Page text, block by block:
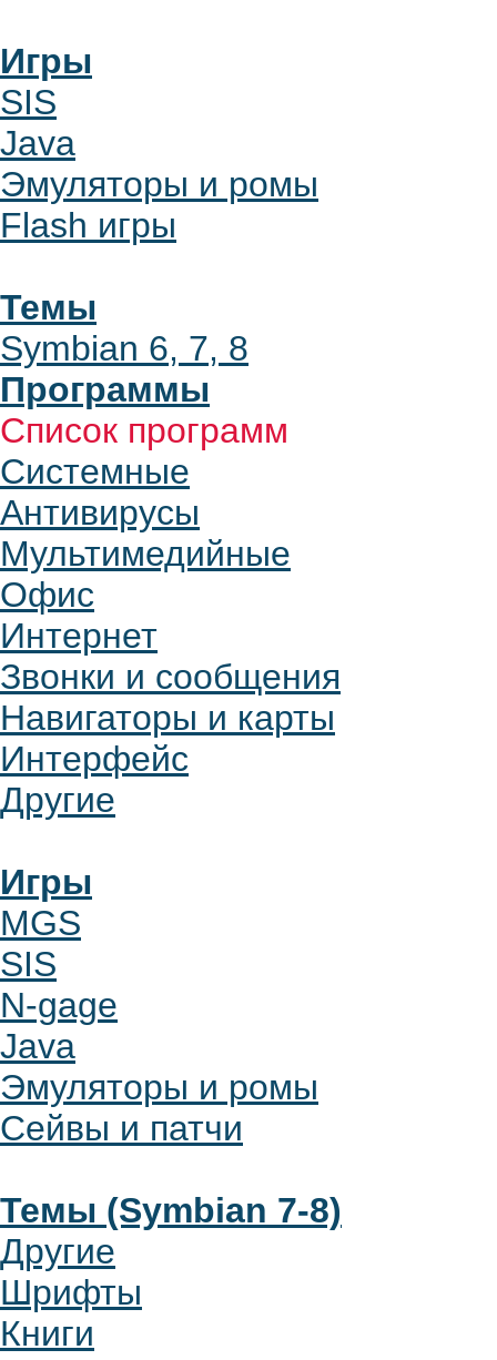
Игры
SIS
Java
Эмуляторы и ромы
Flash игры
Темы
Symbian 6, 7, 8
Программы
Список программ
Системные
Антивирусы
Мультимедийные
Офис
Интернет
Звонки и сообщения
Навигаторы и карты
Интерфейс
Другие
Игры
MGS
SIS
N-gage
Java
Эмуляторы и ромы
Сейвы и патчи
Темы (Symbian 7-8)
Другие
Шрифты
Книги